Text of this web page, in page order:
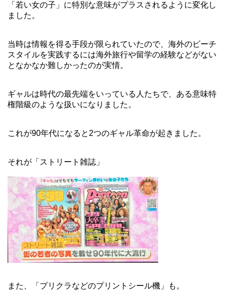
「若い女の子」に特別な意味がプラスされるように変化し
ました。
当時は情報を得る手段が限られていたので、海外のビーチ
スタイルを実践するには海外旅行や留学の経験などがない
となかなか難しかったのが実情。
ギャルは時代の最先端をいっている人たちで、ある意味特
権階級のような扱いになりました。
これが90年代になると2つのギャル革命が起きました。
それが「ストリート雑誌」
また、「プリクラなどのプリントシール機」も。